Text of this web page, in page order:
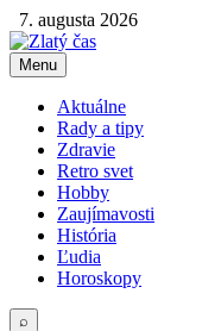
7. augusta 2026
Menu
Aktuálne
Rady a tipy
Zdravie
Retro svet
Hobby
Zaujímavosti
História
Ľudia
Horoskopy
⌕